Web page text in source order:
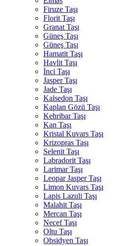
Firuze Taşı
Florit Taşı
Granat Taşı
Güneş Taşı
Güneş Taşı
Hamatit Taşı
Havlit Taşı
İnci Taşı
Jasper Taşı
Jade Taşı
Kalsedon Taşı
Kaplan Gözü Taşı
Kehribar Taşı
Kan Taşı
Kristal Kuvars Taşı
Krizopras Taşı
Selenit Taşı
Labradorit Taşı
Larimar Taşı
Leopar Jasper Taşı
Limon Kuvars Taşı
Lapis Lazuli Taşı
Malahit Taşı
Mercan Taşı
Necef Taşı
Oltu Taşı
Obsidyen Taşı